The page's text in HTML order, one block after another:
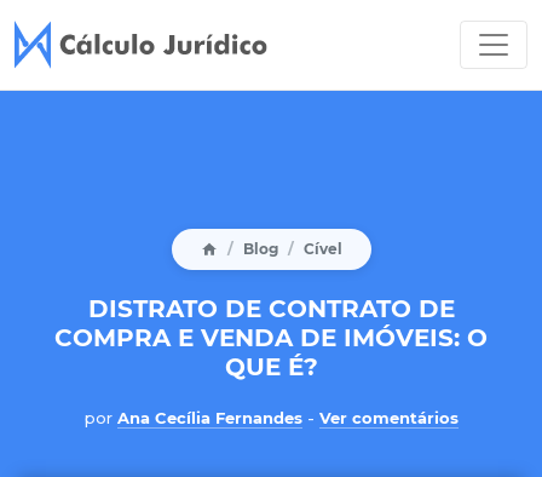
Blog Cível
DISTRATO DE CONTRATO DE
COMPRA E VENDA DE IMÓVEIS: O
QUE É?
por Ana Cecília Fernandes- Ver comentários